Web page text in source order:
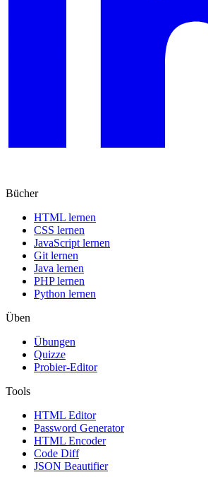
Bücher
HTML lernen
CSS lernen
JavaScript lernen
Git lernen
Java lernen
PHP lernen
Python lernen
Üben
Übungen
Quizze
Probier-Editor
Tools
HTML Editor
Password Generator
HTML Encoder
Code Diff
JSON Beautifier